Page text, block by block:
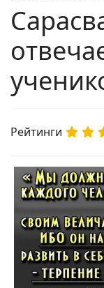
Рейтинги